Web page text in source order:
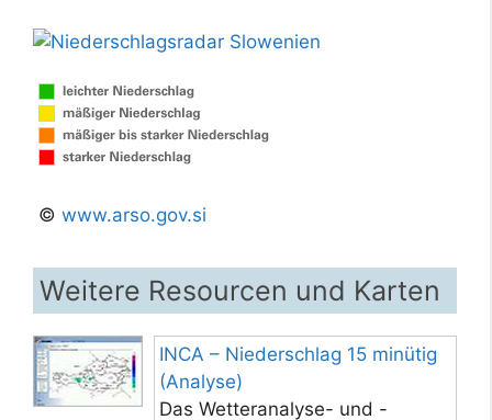
© www.arso.gov.si
Weitere Resourcen und Karten
INCA – Niederschlag 15 minütig
(Analyse)
Das Wetteranalyse- und -